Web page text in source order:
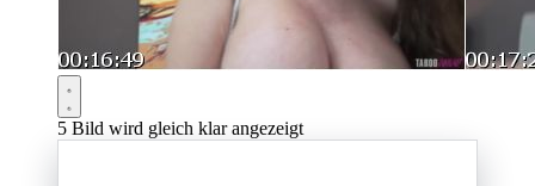
5 Bild wird gleich klar angezeigt